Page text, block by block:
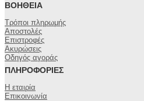
ΒΟΉΘΕΙΑ
Τρόποι πληρωμής
Αποστολές
Επιστροφές
Ακυρώσεις
Οδηγός αγοράς
ΠΛΗΡΟΦΟΡΊΕΣ
Η εταιρία
Επικοινωνία